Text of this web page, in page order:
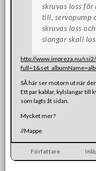
skruvas loss
till, servopump
skruvas loss
slangar skall
http://www.impreza.nu/
SÅ här ser motorn ut när
Ett par kablar, kylslangar till
som lagts åt sidan.
Mycket mer?
//Mappe
Författare